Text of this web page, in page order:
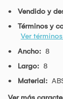
Vendido y
Términos y
Ver
Ancho: 8
Largo: 8
Material: